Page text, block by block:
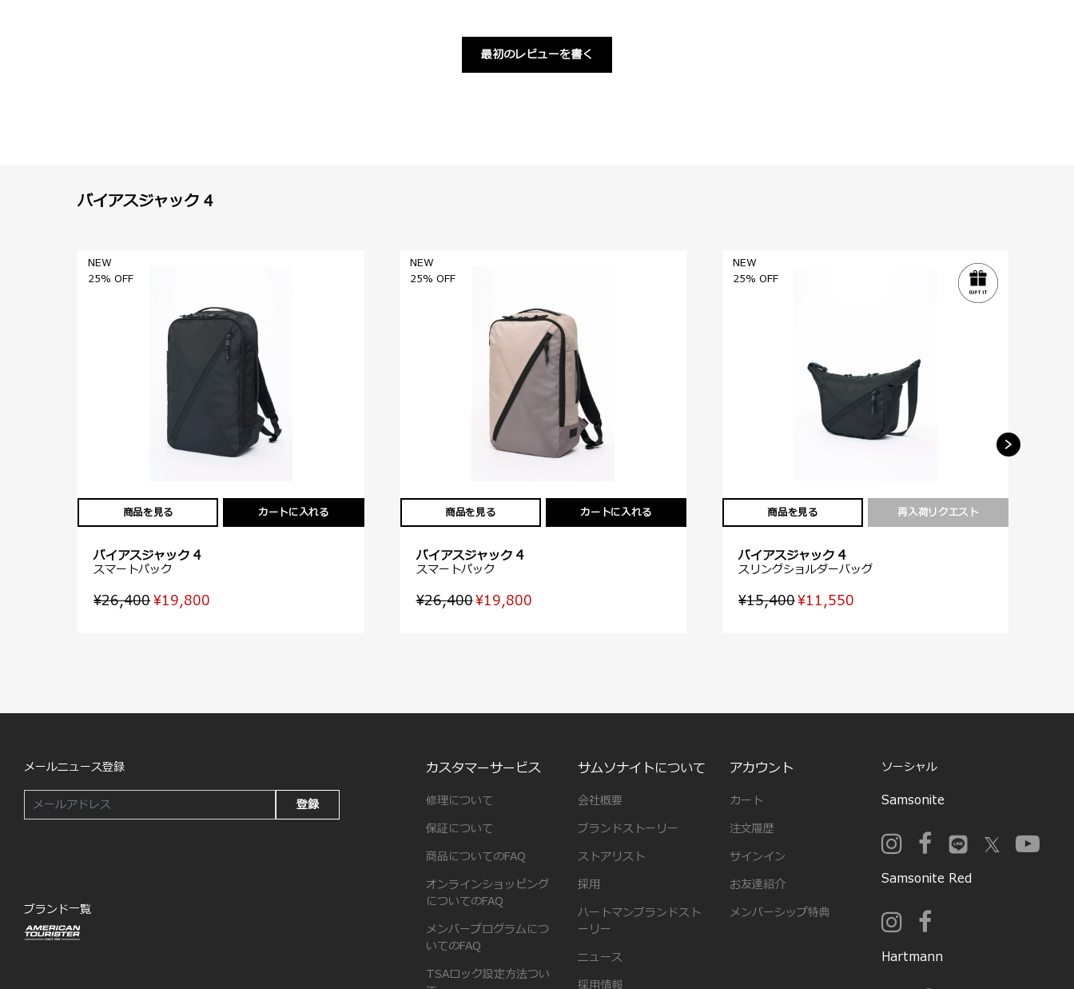
最初のレビューを書く
バイアスジャック 4
商品を見る カートに入れる
25% OFF
NEW
バイアスジャック 4
スマートパック
¥26,400¥19,800
商品を見る カートに入れる
25% OFF
NEW
バイアスジャック 4
スマートパック
¥26,400¥19,800
商品を見る 再入荷リクエスト
25% OFF
NEW
バイアスジャック 4
スリングショルダーバッグ
¥15,400¥11,550
メールニュース登録
登録
ブランド一覧
カスタマーサービス
修理について
保証について
商品についてのFAQ
オンラインショッピング
についてのFAQ
メンバープログラムにつ
いてのFAQ
TSAロック設定方法つい
サムソナイトについて
会社概要
ブランドストーリー
ストアリスト
採用
ハートマンブランドスト
ーリー
ニュース
アカウント
カート
注文履歴
サインイン
お友達紹介
メンバーシップ特典
ソーシャル
Samsonite
Samsonite Red
Hartmann